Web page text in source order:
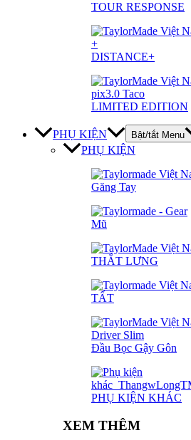
TOUR RESPONSE
DISTANCE+
LIMITED EDITION
PHỤ KIỆN Bật/tắt Menu
PHỤ KIỆN
Găng Tay
Mũ
THẮT LƯNG
TẤT
Đầu Bọc Gậy Gôn
PHỤ KIỆN KHÁC
XEM THÊM